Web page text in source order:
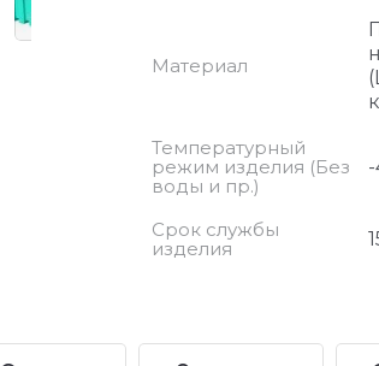
Материал
Температурный
режим изделия (Без
воды и пр.)
Срок службы
изделия